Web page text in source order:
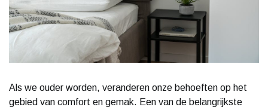
Als we ouder worden, veranderen onze behoeften op het
gebied van comfort en gemak. Een van de belangrijkste